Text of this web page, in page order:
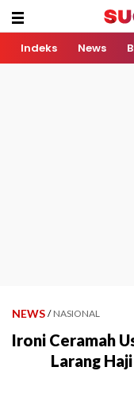
Indeks News
NEWS / NASIONAL
Ironi Ceramah
Larang